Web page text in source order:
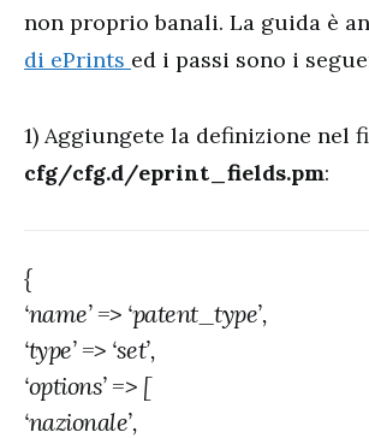
non proprio banali. La guida è
di ePrints ed i passi sono i
1) Aggiungete la definizione nel
cfg/cfg.d/eprint_fields.pm:
{
‘name’ => ‘patent_type’,
‘type’ => ‘set’,
‘options’ => [
‘nazionale’,